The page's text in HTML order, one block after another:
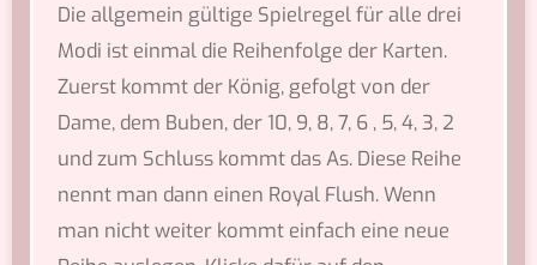
Die allgemein gültige Spielregel für alle drei
Modi ist einmal die Reihenfolge der Karten.
Zuerst kommt der König, gefolgt von der
Dame, dem Buben, der 10, 9, 8, 7, 6 , 5, 4, 3, 2
und zum Schluss kommt das As. Diese Reihe
nennt man dann einen Royal Flush. Wenn
man nicht weiter kommt einfach eine neue